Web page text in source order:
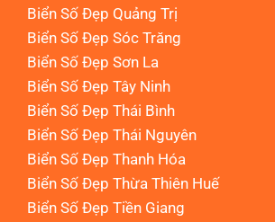
Biển Số Đẹp Quảng Trị
Biển Số Đẹp Sóc Trăng
Biển Số Đẹp Sơn La
Biển Số Đẹp Tây Ninh
Biển Số Đẹp Thái Bình
Biển Số Đẹp Thái Nguyên
Biển Số Đẹp Thanh Hóa
Biển Số Đẹp Thừa Thiên Huế
Biển Số Đẹp Tiền Giang